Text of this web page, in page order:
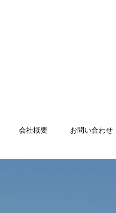
会社概要 お問い合わせ